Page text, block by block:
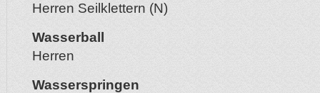
Herren Seilklettern (N)
Wasserball
Herren
Wasserspringen